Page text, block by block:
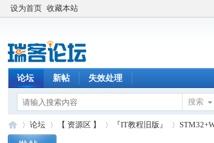
设为首页 收藏本站
论坛 新帖 失效处理
搜索
论坛 【 资源区 】 『IT教程旧版』